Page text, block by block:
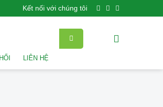
Kết nối với chúng tôi
LIÊN HỆ